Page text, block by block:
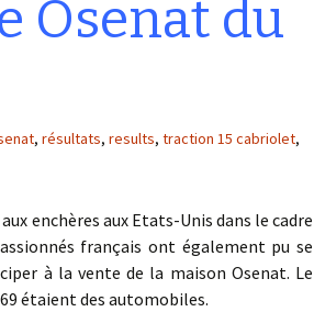
Osenat du
, résultats, results, traction 15 cabriolet,
enchères aux Etats-Unis dans le cadre
français ont également pu se
à la vente de la maison Osenat. Le
étaient des automobiles.